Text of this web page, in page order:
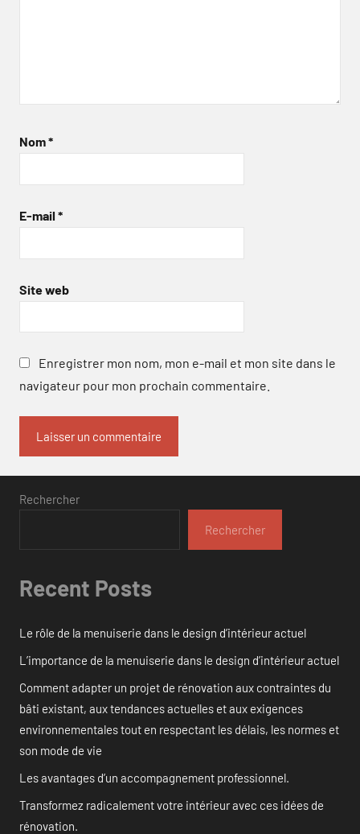
Nom*
E-mail *
Site web
Enregistrer mon nom, mon e-mail et mon site dans le
navigateur pour mon prochain commentaire.
Rechercher
Rechercher
Recent Posts
Le rôle de la menuiserie dans le design d’intérieur actuel
L’importance de la menuiserie dans le design d’intérieur actuel
Comment adapter un projet de rénovation aux contraintes du
bâti existant, aux tendances actuelles et aux exigences
environnementales tout en respectant les délais, les normes et
son mode de vie
Les avantages d’un accompagnement professionnel.
Transformez radicalement votre intérieur avec ces idées de
rénovation.